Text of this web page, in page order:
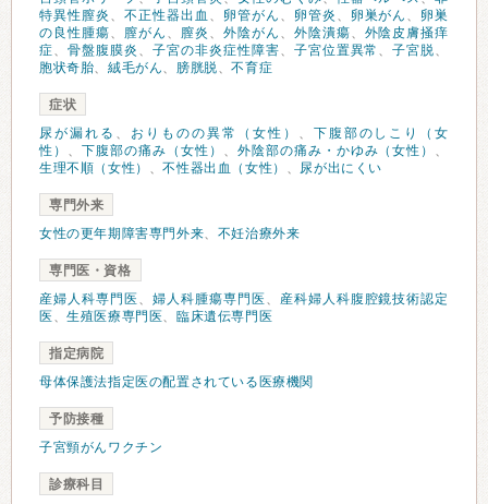
特異性膣炎 、 不正性器出血 、 卵管がん 、 卵管炎 、 卵巣がん 、 卵巣
の良性腫瘍、 膣がん 、 膣炎 、 外陰がん 、 外陰潰瘍、 外陰皮膚掻痒
症、 骨盤腹膜炎 、 子宮の非炎症性障害、 子宮位置異常 、子宮脱、
胞状奇胎、絨毛がん、 膀胱脱、不育症
症状
尿が漏れる 、 おりものの異常（女性） 、 下腹部のしこり（女
性） 、 下腹部の痛み（女性） 、 外陰部の痛み・かゆみ（女性） 、
生理不順（女性） 、不性器出血（女性） 、 尿が出にくい
専門外来
女性の更年期障害専門外来、 不妊治療外来
専門医・資格
産婦人科専門医 、 婦人科腫瘍専門医 、 産科婦人科腹腔鏡技術認定
医 、生殖医療専門医、臨床遺伝専門医
指定病院
母体保護法指定医の配置されている医療機関
予防接種
子宮頸がんワクチン
診療科目